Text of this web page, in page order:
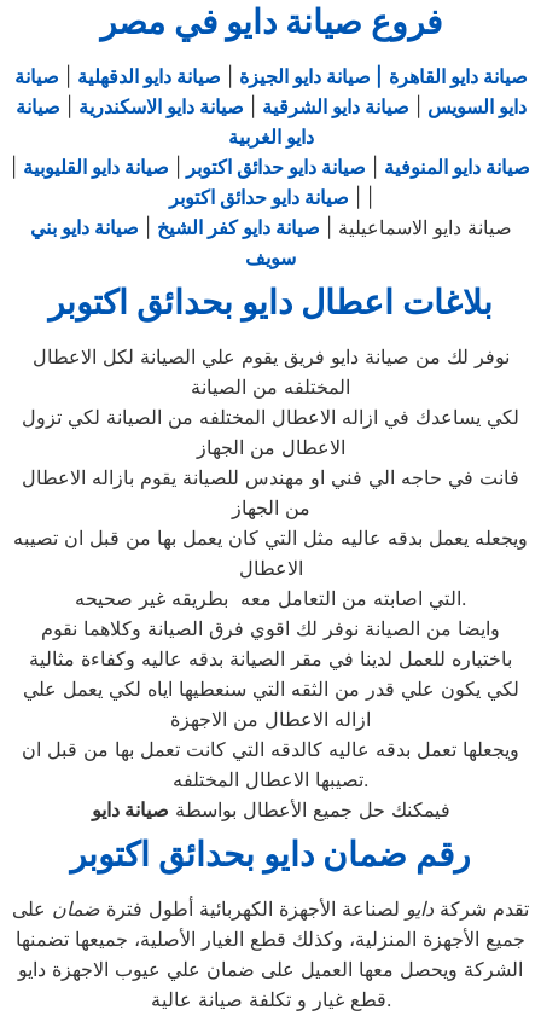
فروع صيانة دايو في مصر
صيانة دايو القاهرة | صيانة دايو الجيزة صيانة دايو الدقهلية
صيانة
دايو السويس
صيانة دايو الشرقية صيانة دايو الاسكندرية
صيانة
دايو الغربية
صيانة دايو المنوفية صيانة دايو حدائق اكتوبر
صيانة دايو القليوبية
صيانة دايو حدائق اكتوبر
صيانة دايو الاسماعيلية | صيانة دايو كفر الشيخ
صيانة دايو بني
سويف
بلاغات اعطال دايو بحدائق اكتوبر
نوفر لك من صيانة دايو فريق يقوم علي الصيانة لكل الاعطال
المختلفه من الصيانة
لكي يساعدك في ازاله الاعطال المختلفه من الصيانة لكي تزول
الاعطال من الجهاز
فانت في حاجه الي فني او مهندس للصيانة يقوم بازاله الاعطال
من الجهاز
ويجعله يعمل بدقه عاليه مثل التي كان يعمل بها من قبل ان تصيبه
الاعطال
التي اصابته من التعامل معه بطريقه غير صحيحه.
وايضا من الصيانة نوفر لك اقوي فرق الصيانة وكلاهما نقوم
باختياره للعمل لدينا في مقر الصيانة بدقه عاليه وكفاءة مثالية
لكي يكون علي قدر من الثقه التي سنعطيها اياه لكي يعمل علي
ازاله الاعطال من الاجهزة
ويجعلها تعمل بدقه عاليه كالدقه التي كانت تعمل بها من قبل ان
تصيبها الاعطال المختلفه.
فيمكنك حل جميع الأعطال بواسطة صيانة دايو
رقم ضمان دايو بحدائق اكتوبر
تقدم شركة دايو لصناعة الأجهزة الكهربائية أطول فترة ضمان على
جميع الأجهزة المنزلية، وكذلك قطع الغيار الأصلية، جميعها تضمنها
الشركة ويحصل معها العميل على ضمان علي عيوب الاجهزة دايو
قطع غيار و تكلفة صيانة عالية.